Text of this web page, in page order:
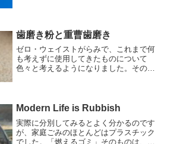
は・人生で本当に大切なことは何か」を
思い出すために、まずは「今ここ」に意
識を向ける、そして「瞑想」。
歯磨き粉と重曹歯磨き
ゼロ・ウェイストがらみで、これまで何
も考えずに使用してきたものについて
色々と考えるようになりました。そのう
はできないものかなーという視点で調べ
素」「ラウリル硫酸ナトリウム」
Modern Life is Rubbish
実際に分別してみるとよく分かるのです
が、家庭ごみのほとんどはプラスチック
でした。「燃えるゴミ」そのものは、プ